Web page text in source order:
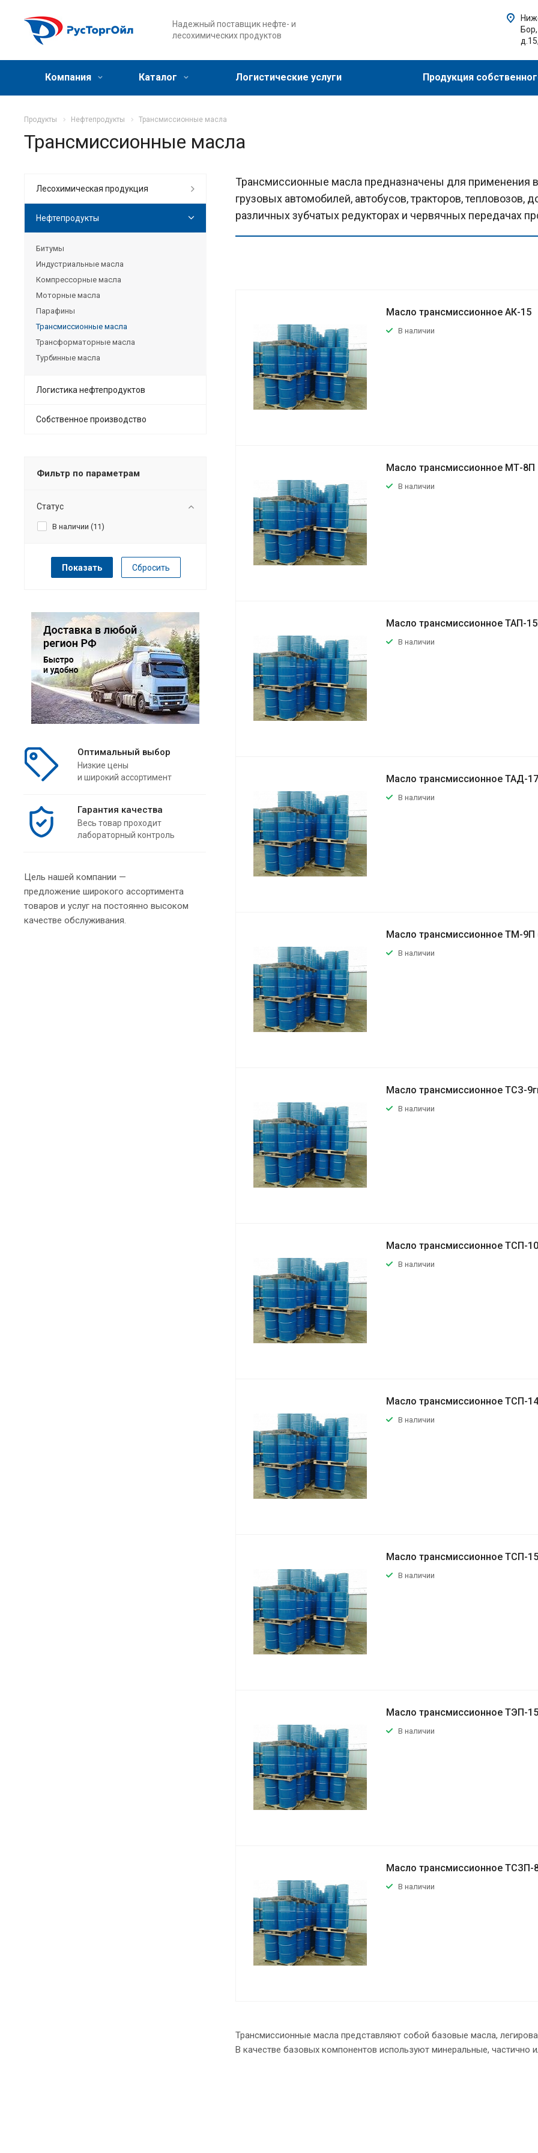
Надежный поставщик нефте- и
лесохимических продуктов
Компания Каталог Логистические услуги Продукция
Продукты Нефтепродукты Трансмиссионные масла
Трансмиссионные масла
Трансмиссионные масла предназначены для применения в
грузовых автомобилей, автобусов, тракторов,
различных зубчатых редукторах и червячных передачах
Масло трансмиссионное АК-15
В наличии
Масло трансмиссионное МТ-8П
В наличии
Масло трансмиссионное ТАП-
В наличии
Масло трансмиссионное ТАД-
В наличии
Масло трансмиссионное ТМ-
В наличии
Масло трансмиссионное ТСЗ-
В наличии
Масло трансмиссионное ТСП-10
В наличии
Масло трансмиссионное ТСП-
В наличии
Масло трансмиссионное ТСП-
В наличии
Масло трансмиссионное ТЭП-15
В наличии
Масло трансмиссионное ТСЗП-
В наличии
Трансмиссионные масла представляют собой базовые масла,
В качестве базовых компонентов используют минеральные, частично
Лесохимическая продукция
Нефтепродукты
Битумы
Индустриальные масла
Компрессорные масла
Моторные масла
Парафины
Трансмиссионные масла
Трансформаторные масла
Турбинные масла
Логистика нефтепродуктов
Собственное производство
Фильтр по параметрам
Статус
В наличии (11)
Сбросить
Оптимальный выбор
Низкие цены
и широкий ассортимент
Гарантия качества
Весь товар проходит
лабораторный контроль
Цель нашей компании —
предложение широкого ассортимента
товаров и услуг на постоянно высоком
качестве обслуживания.